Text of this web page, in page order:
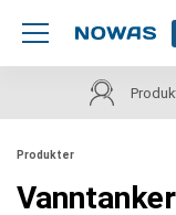
Produkter
Vanntanker